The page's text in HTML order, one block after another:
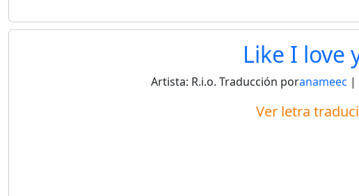
Like I love
Artista: R.i.o. Traducción poranameec |
Ver letra